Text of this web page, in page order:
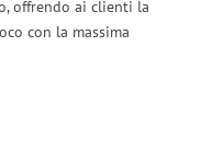
offrendo ai clienti la
con la massima